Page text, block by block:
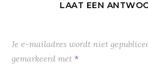
LAAT EEN
Je e-mailadres wordt niet
gemarkeerd met *